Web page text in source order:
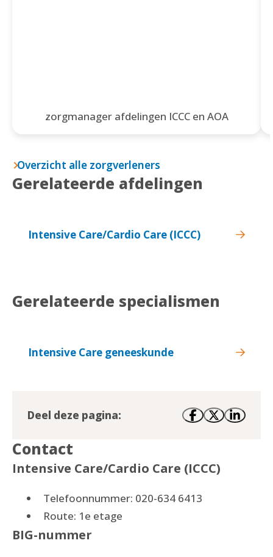
Contact
Intensive Care/Cardio Care (ICCC)
Telefoonnummer: 020-634 6413
Route: 1e etage
BIG-nummer
zorgmanager afdelingen ICCC en AOA
Overzicht alle zorgverleners
Gerelateerde afdelingen
Intensive Care/Cardio Care (ICCC)
Gerelateerde specialismen
Intensive Care geneeskunde
Deel deze pagina: